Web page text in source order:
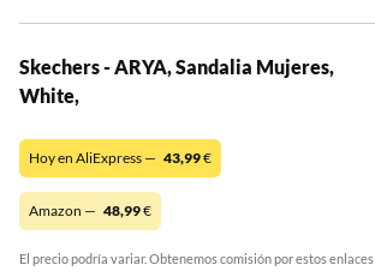
Skechers - ARYA, Sandalia Mujeres,
White,
Hoy en AliExpress — 43,99€
Amazon — 48,99€
El precio podría variar. Obtenemos comisión por estos enlaces